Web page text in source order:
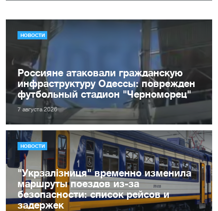
НОВОСТИ
Россияне атаковали гражданскую
инфраструктуру Одессы: поврежден
футбольный стадион "Черноморец"
7 августа 2026
НОВОСТИ
"Укрзалізниця" временно изменила
маршруты поездов из-за
безопасности: список рейсов и
задержек